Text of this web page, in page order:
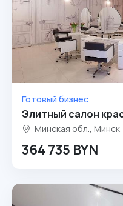
Готовый бизнес
Элитный салон
Минская обл., Минск
364 735 BYN